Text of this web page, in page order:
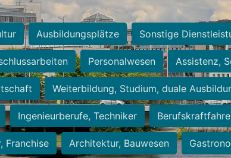
Ausbildungsplätze Sonstige
Personalwesen Assistenz,
Weiterbildung, Studium, duale
Ingenieurberufe, Techniker
Franchise Architektur, Bauwesen